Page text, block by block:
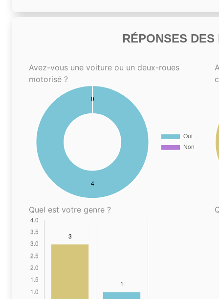
RÉPONSES
Avez-vous une voiture ou un deux-roues
motorisé ?
Quel est votre genre ?